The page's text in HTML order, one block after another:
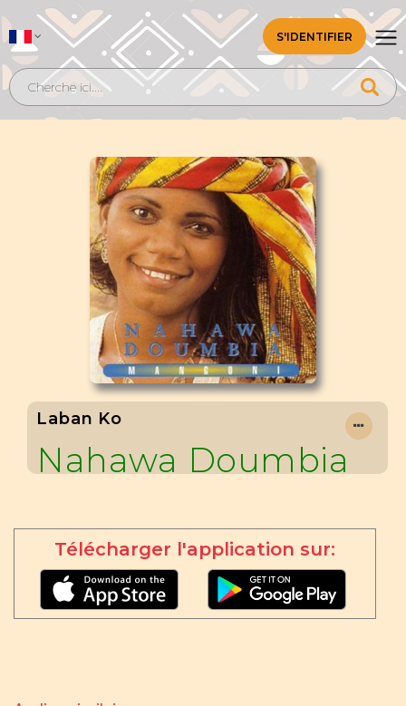
S'IDENTIFIER
Laban Ko
Nahawa Doumbia
Télécharger l'application sur: